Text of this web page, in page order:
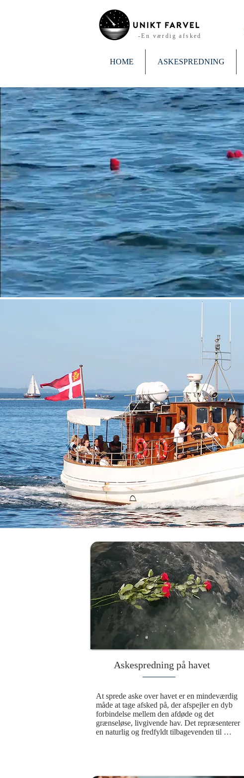
-En værdig afsked
HOME ASKESPREDNING
Askespredning på havet
At sprede aske over havet er en mindeværdig
måde at tage afsked på, der afspejler en dyb
forbindelse mellem den afdøde og det
grænseløse, livgivende hav. Det repræsenterer
en naturlig og fredfyldt tilbagevenden til